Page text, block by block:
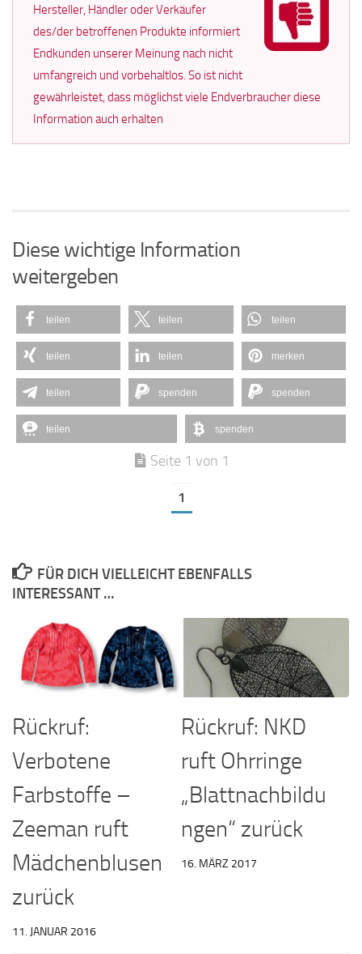
Hersteller, Händler oder Verkäufer
des/der betroffenen Produkte informiert
Endkunden unserer Meinung nach nicht
umfangreich und vorbehaltlos. So ist nicht
gewährleistet, dass möglichst viele Endverbraucher diese
Information auch erhalten
Diese wichtige Information
weitergeben
teilen teilen teilen
teilen teilen merken
teilen spenden spenden
teilen spenden
Seite 1 von 1
1
FÜR DICH VIELLEICHT EBENFALLS
INTERESSANT …
Rückruf:
Verbotene
Farbstoffe –
Zeeman ruft
Mädchenblusen
zurück
11. JANUAR 2016
Rückruf: NKD
ruft Ohrringe
„Blattnachbildu
ngen“ zurück
16. MÄRZ 2017